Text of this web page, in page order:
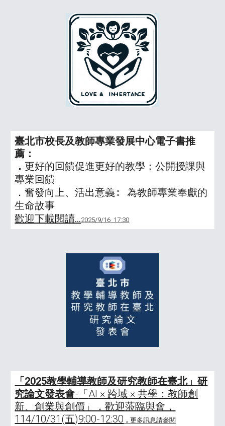
臺北市校長及教師專業發展中心電子書推
薦：
． 更好的回饋促進更好的教學：公開授課與
專業回饋
．奮發向上、活出意義: 為教師專業奉獻的
生命故事
歡迎下載閱讀...2025/9/16 17:30
「2025教學輔導教師及研究教師在臺北」研
究論文發表會- 「AI × 跨域 × 共學：教師創
新、創業與創價 」，歡迎蒞臨與會，
114/10/31(五)9:00-12:30 ，更多訊息請參閱